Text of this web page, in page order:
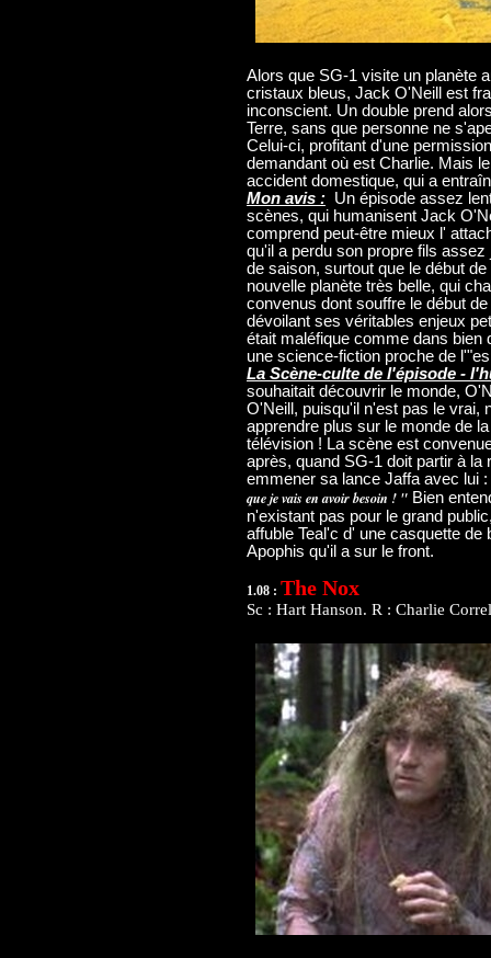
Alors que SG-1 visite un planète
cristaux bleus, Jack O'Neill est
inconscient. Un double prend
Terre, sans que personne ne
Celui-ci, profitant d'une
demandant où est Charlie. Mais
accident domestique, qui a
Mon avis : Un épisode assez
scènes, qui humanisent Jack
comprend peut-être mieux l'
qu'il a perdu son propre fils
de saison, surtout que le début
nouvelle planète très belle, qui
convenus dont souffre le début
dévoilant ses véritables enjeux
était maléfique comme dans bien
une science-fiction proche de
La Scène-culte de l'épisode -
souhaitait découvrir le monde,
O'Neill, puisqu'il n'est pas le vrai,
apprendre plus sur le monde de
télévision ! La scène est
après, quand SG-1 doit partir à la
emmener sa lance Jaffa avec lui :
que je vais en avoir besoin ! " Bien
n'existant pas pour le grand
affuble Teal'c d' une casquette
Apophis qu'il a sur le front.
1.08 : The Nox
Sc : Hart Hanson. R : Charlie